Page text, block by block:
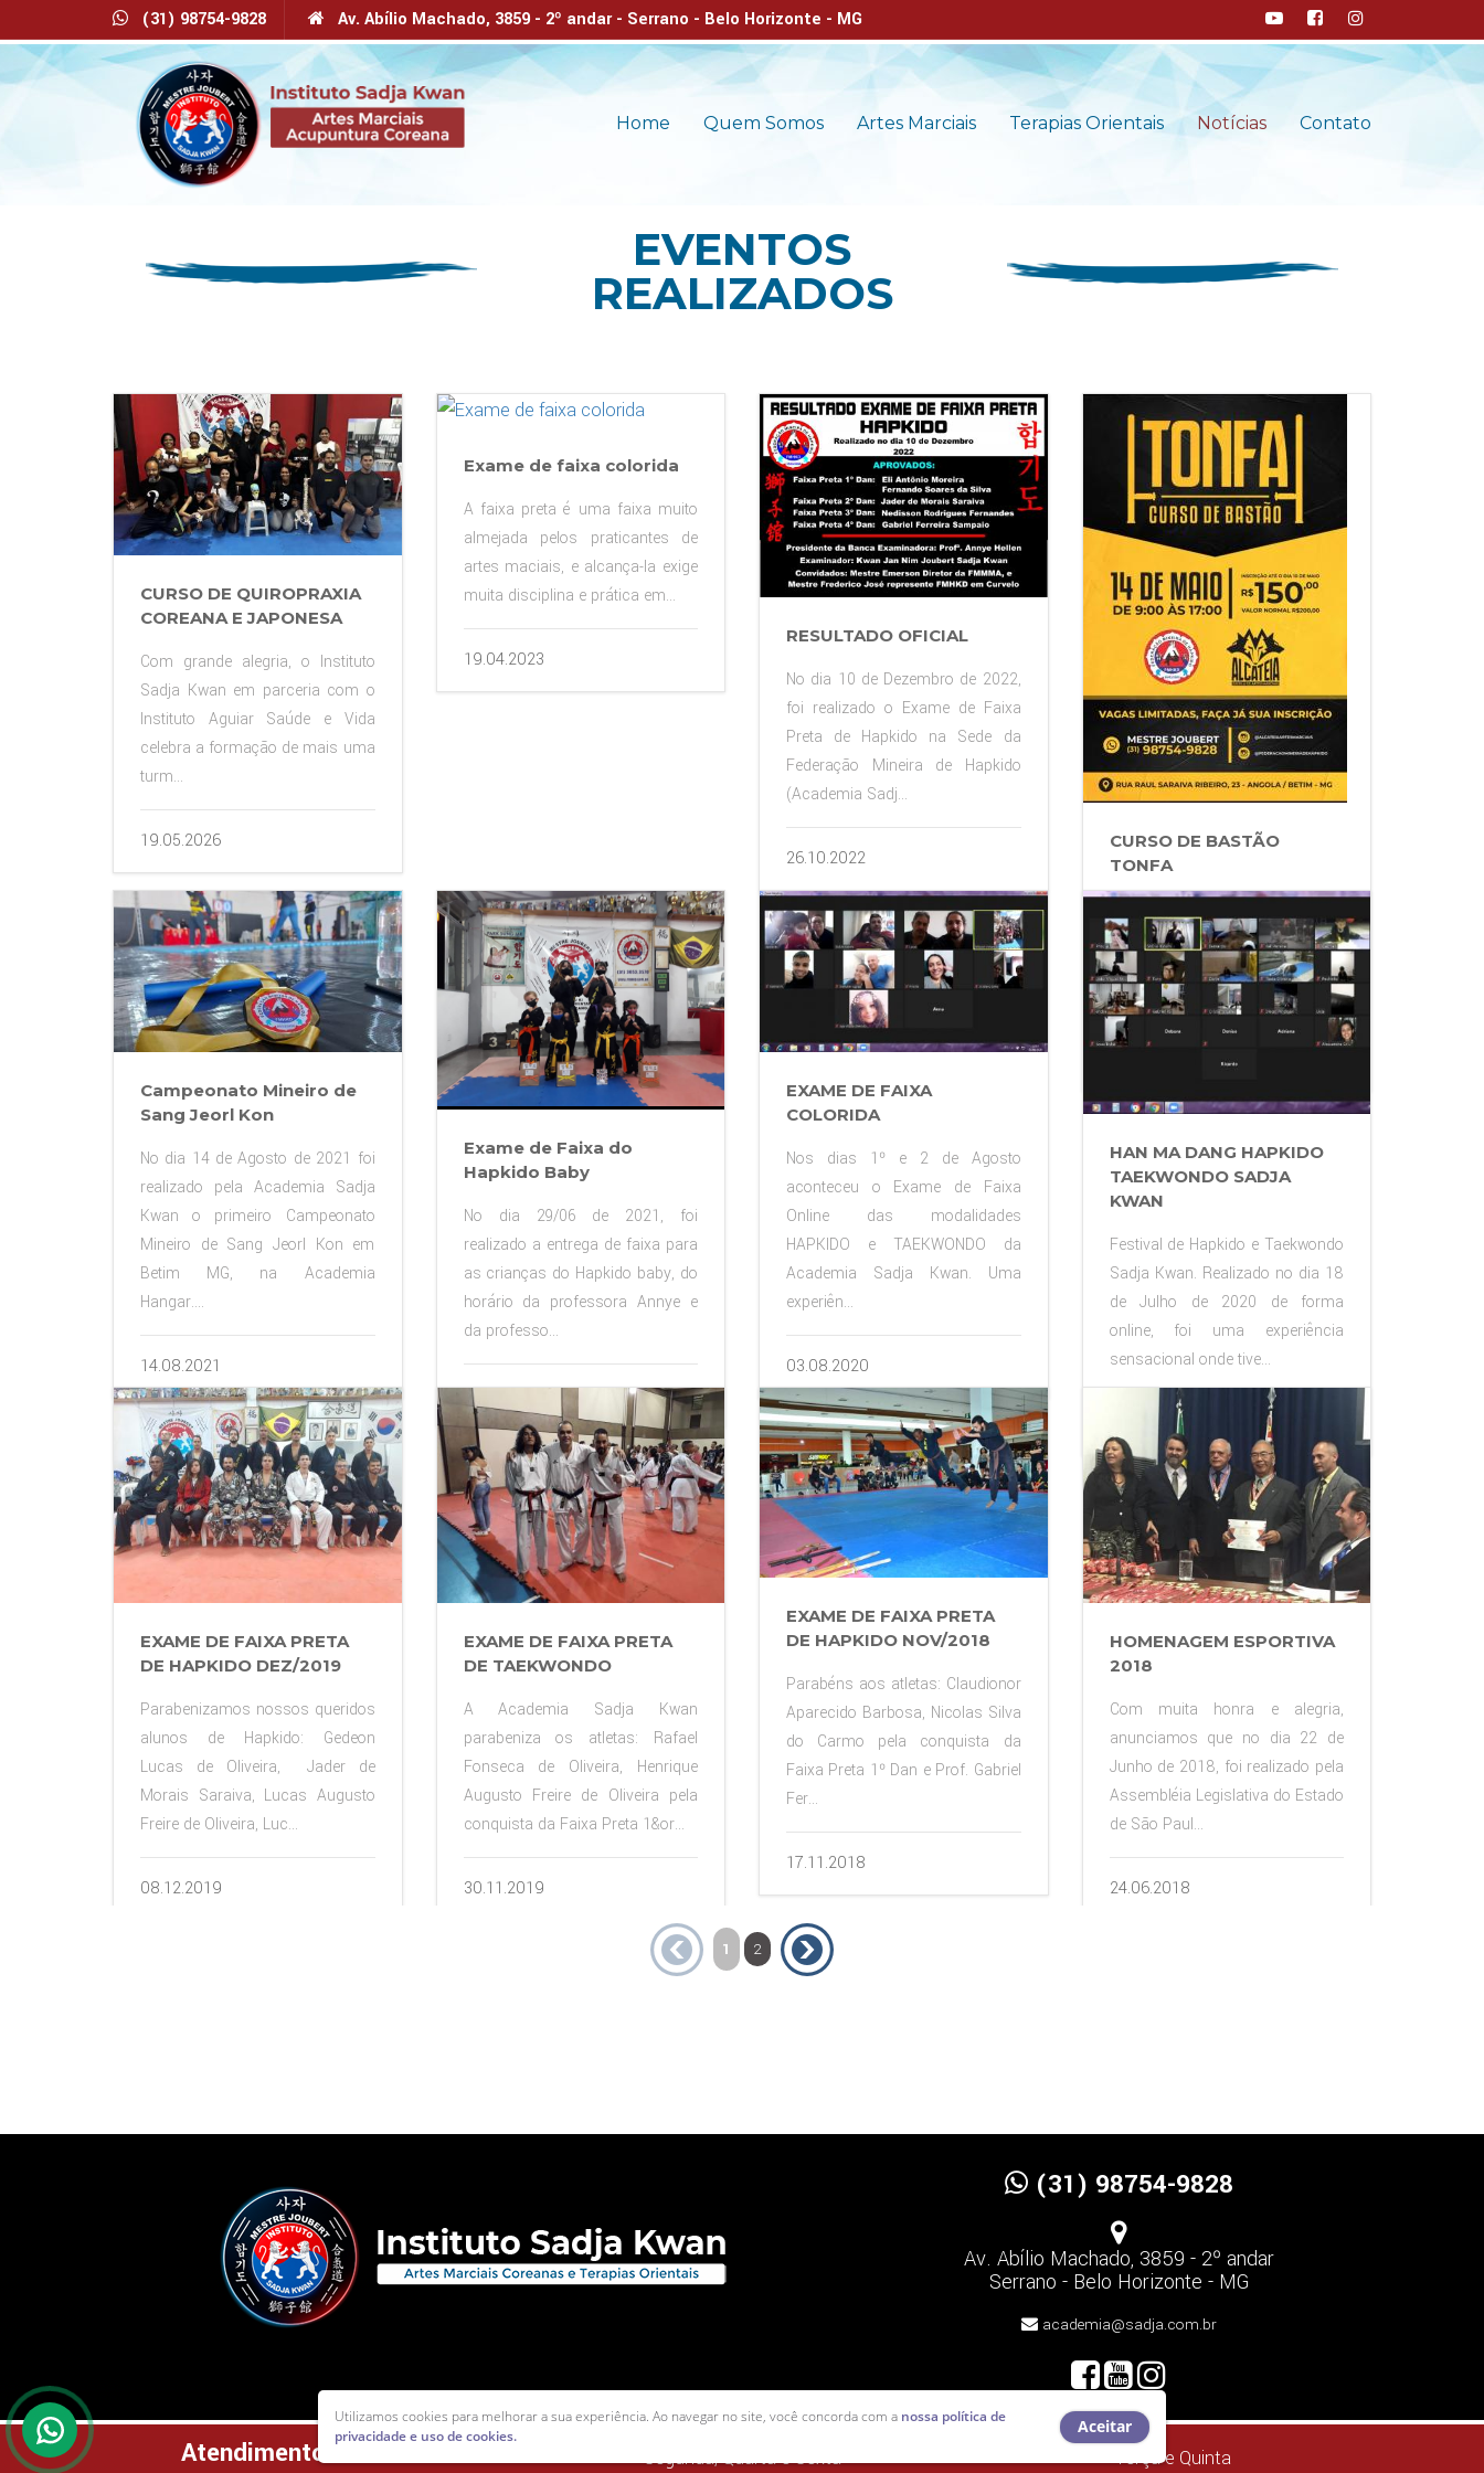
(31) 98754-9828 Av. Abílio Machado, 3859 - 2º andar - Serrano - Belo Horizonte - MG
Home Quem Somos Artes Marciais Terapias Orientais Notícias Contato
EVENTOS
REALIZADOS
CURSO DE QUIROPRAXIA
COREANA E JAPONESA
Com grande alegria, o Instituto
Sadja Kwan em parceria com o
Instituto Aguiar Saúde e Vida
celebra a formação de mais uma
turm...
19.05.2026
Exame de faixa colorida
A faixa preta é uma faixa muito
almejada pelos praticantes de
artes maciais, e alcança-la exige
muita disciplina e prática em...
19.04.2023
RESULTADO OFICIAL
No dia 10 de Dezembro de 2022,
foi realizado o Exame de Faixa
Preta de Hapkido na Sede da
Federação Mineira de Hapkido
(Academia Sadj...
26.10.2022
CURSO DE BASTÃO
TONFA
17hs Inscrição: R$200,00
Inscrições feitas até dia 10 de
Maio&n...
Campeonato Mineiro de
Sang Jeorl Kon
No dia 14 de Agosto de 2021 foi
realizado pela Academia Sadja
Kwan o primeiro Campeonato
Mineiro de Sang Jeorl Kon em
Betim MG, na Academia
Hangar....
14.08.2021
Exame de Faixa do
Hapkido Baby
No dia 29/06 de 2021, foi
realizado a entrega de faixa para
as crianças do Hapkido baby, do
horário da professora Annye e
da professo...
30.06.2021
EXAME DE FAIXA
COLORIDA
Nos dias 1º e 2 de Agosto
aconteceu o Exame de Faixa
Online das modalidades
HAPKIDO e TAEKWONDO da
Academia Sadja Kwan. Uma
experiên...
03.08.2020
HAN MA DANG HAPKIDO
TAEKWONDO SADJA
KWAN
Festival de Hapkido e Taekwondo
Sadja Kwan. Realizado no dia 18
de Julho de 2020 de forma
online, foi uma experiência
sensacional onde tive...
19.07.2020
EXAME DE FAIXA PRETA
DE HAPKIDO DEZ/2019
Parabenizamos nossos queridos
alunos de Hapkido: Gedeon
Lucas de Oliveira, Jader de
Morais Saraiva, Lucas Augusto
Freire de Oliveira, Luc...
08.12.2019
EXAME DE FAIXA PRETA
DE TAEKWONDO
A Academia Sadja Kwan
parabeniza os atletas: Rafael
Fonseca de Oliveira, Henrique
Augusto Freire de Oliveira pela
conquista da Faixa Preta 1&or...
30.11.2019
EXAME DE FAIXA PRETA
DE HAPKIDO NOV/2018
Parabéns aos atletas: Claudionor
Aparecido Barbosa, Nicolas Silva
do Carmo pela conquista da
Faixa Preta 1º Dan e Prof. Gabriel
Fer...
17.11.2018
HOMENAGEM ESPORTIVA
2018
Com muita honra e alegria,
anunciamos que no dia 22 de
Junho de 2018, foi realizado pela
Assembléia Legislativa do Estado
de São Paul...
24.06.2018
1 2
(31) 98754-9828
Av. Abílio Machado, 3859 - 2º andar
Serrano - Belo Horizonte - MG
academia@sadja.com.br
Atendimento ao cliente Segunda, Quarta e Sexta Terça e Quinta
Utilizamos cookies para melhorar a sua experiência. Ao navegar no site, você concorda com a nossa política de
privacidade e uso de cookies.
Aceitar